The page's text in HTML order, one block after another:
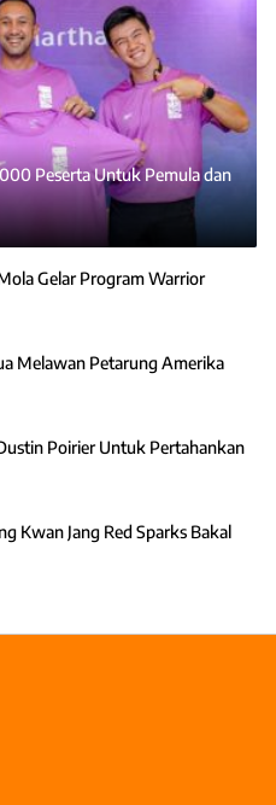
Peserta Untuk Pemula dan
Gelar Program Warrior
Melawan Petarung Amerika
Poirier Untuk Pertahankan
Kwan Jang Red Sparks Bakal